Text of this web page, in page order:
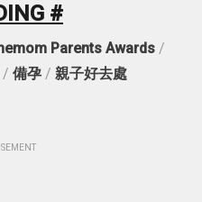
#
Parents Awards/
備孕/ 親子好去處